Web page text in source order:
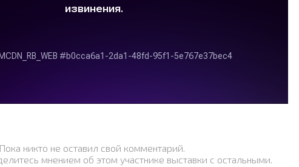
Пока никто не оставил свой комментарий.
мнением об этом участнике выставки с остальными.